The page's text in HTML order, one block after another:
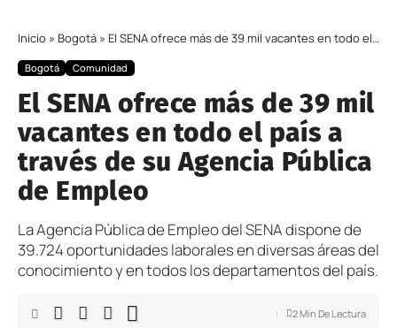
Inicio » Bogotá » El SENA ofrece más de 39 mil vacantes en todo el país a través de su Agencia Pública de Empleo
Bogotá Comunidad
El SENA ofrece más de 39 mil
vacantes en todo el país a
través de su Agencia Pública
de Empleo
La Agencia Pública de Empleo del SENA dispone de
39.724 oportunidades laborales en diversas áreas del
conocimiento y en todos los departamentos del país.
2 Min De Lectura